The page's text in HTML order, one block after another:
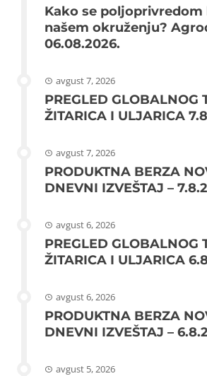
Kako se poljoprivredom
našem okruženju?
06.08.2026.
avgust 7, 2026
PREGLED GLOBALNOG
ŽITARICA I ULJARICA
avgust 7, 2026
PRODUKTNA BERZA
DNEVNI IZVEŠTAJ –
avgust 6, 2026
PREGLED GLOBALNOG
ŽITARICA I ULJARICA
avgust 6, 2026
PRODUKTNA BERZA
DNEVNI IZVEŠTAJ –
avgust 5, 2026